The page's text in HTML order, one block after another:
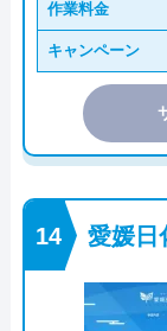
作業料金
キャンペーン
愛媛日